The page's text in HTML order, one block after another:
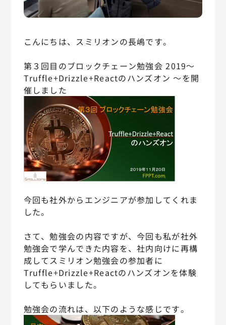
こんにちは、スミリオンの長嶋です。
第３回目のブロックチェーン勉強会 2019～
Truffle+Drizzle+Reactのハンズオン ～を開
催しました
今回も社外からエンジニアが参加してくれま
した。
さて、勉強会の内容ですが、今回も私が社外
勉強会で学んできた内容を、社内向けに再構
成してスミリオン勉強会の参加者に
Truffle+Drizzle+Reactのハンズオンを体験
してもらいました。
勉強会の流れは、以下のような感じです。